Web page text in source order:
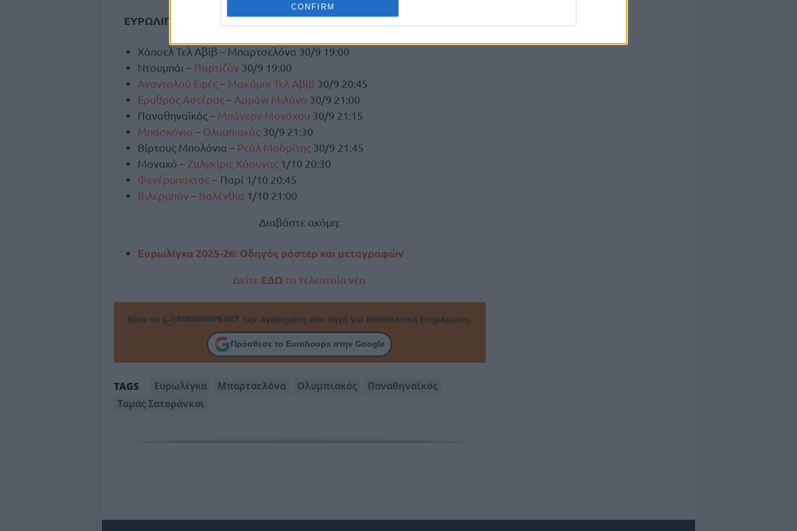
CONFIRM
ΕΥΡΩΛΙΓΚΑ – 1η ΑΓΩΝΙΣΤΙΚΗ
Χάποελ Τελ Αβίβ – Μπαρτσελόνα 30/9 19:00
Ντουμπάι – Παρτιζάν 30/9 19:00
Αναντολού Εφές– Μακάμπι Τελ Αβίβ 30/9 20:45
Ερυθρός Αστέρας– Αρμάνι Μιλάνο 30/9 21:00
Παναθηναϊκός – Μπάγερν Μονάχου 30/9 21:15
Μπασκόνια – Ολυμπιακός 30/9 21:30
Βίρτους Μπολόνια – Ρεάλ Μαδρίτης 30/9 21:45
Μονακό – Ζαλγκίρις Κάουνας 1/10 20:30
Φενέρμπαχτσε – Παρί 1/10 20:45
Βιλερμπάν– Βαλένθια 1/10 21:00
Διαβάστε ακόμη:
Ευρωλίγκα 2025-26: Οδηγός ρόστερ και μεταγραφών
Δείτε ΕΔΩ τα τελευταία νέα
Κάνε το την Αγαπημένη σου πηγή για Μπασκετική Ενημέρωση.
Πρόσθεσε το Eurohoops στην Google
TAGS Ευρωλίγκα Μπαρτσελόνα Ολυμπιακός
Παναθηναΐκός
Τομάς Σατοράνκσι